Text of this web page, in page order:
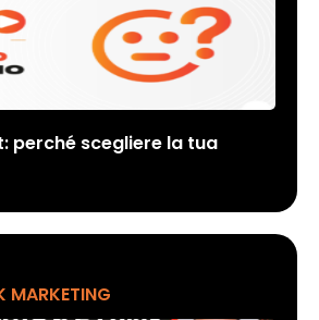
perché scegliere la tua
MARKETING